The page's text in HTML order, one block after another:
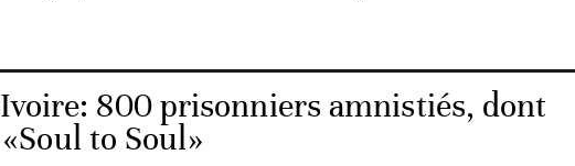
800 prisonniers amnistiés, dont
to Soul»